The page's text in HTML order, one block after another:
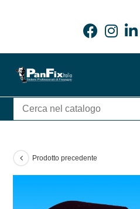
Prodotto precedente